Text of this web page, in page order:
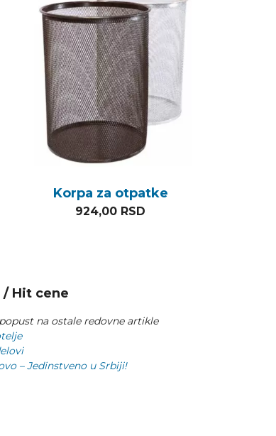
Korpa za otpatke
924,00 RSD
/ Hit cene
na ostale redovne artikle
– Jedinstveno u Srbiji!